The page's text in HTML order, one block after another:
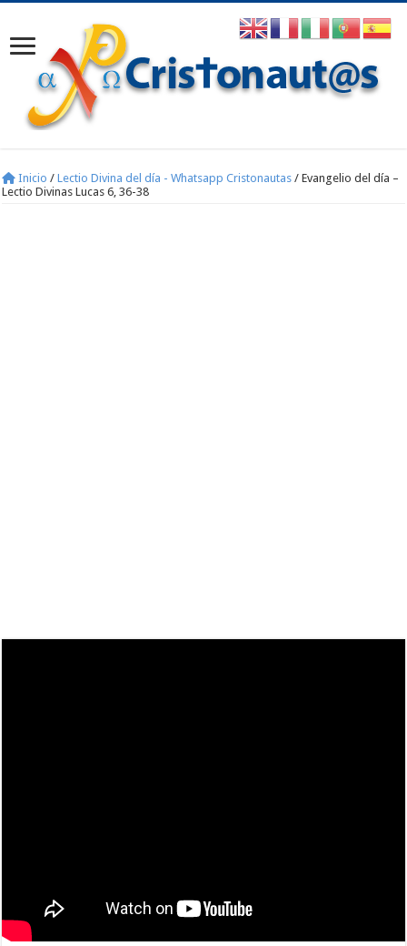
Inicio / Lectio Divina del día - Whatsapp Cristonautas / Evangelio del día –
Lectio Divinas Lucas 6, 36-38